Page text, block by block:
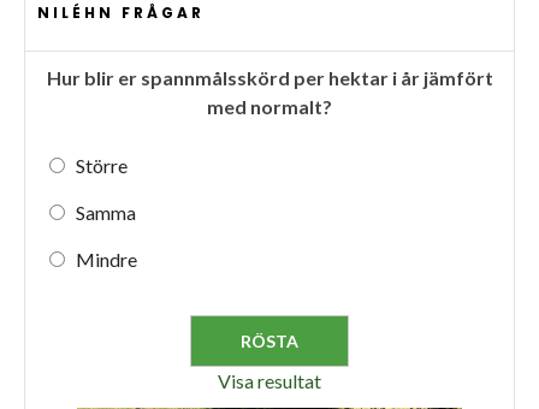
NILÉHN FRÅGAR
Hur blir er spannmålsskörd per hektar i år jämfört
med normalt?
Större
Samma
Mindre
Visa resultat